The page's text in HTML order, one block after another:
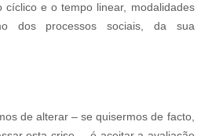
cíclico e o tempo linear, modalidades
dos processos sociais, da sua
de alterar – se quisermos de facto,